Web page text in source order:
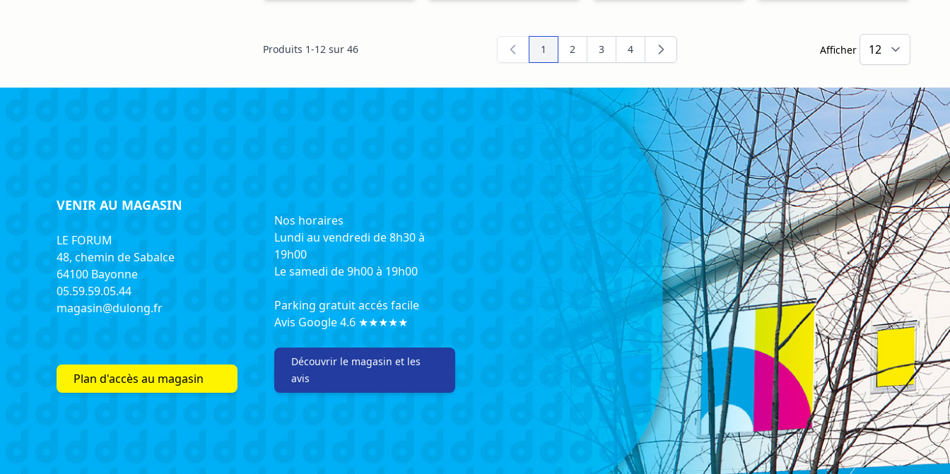
Produits 1-12 sur 46 Vous lisez actuellement la page
1 Page
2 Page
3 Page
4 Afficher
VENIR AU MAGASIN
LE FORUM
48, chemin de Sabalce
64100 Bayonne
05.59.59.05.44
magasin@dulong.fr
Plan d'accès au magasin
Nos horaires
Lundi au vendredi de 8h30 à
19h00
Le samedi de 9h00 à 19h00
Parking gratuit accés facile
Avis Google 4.6 ★★★★★
Découvrir le magasin et les
avis